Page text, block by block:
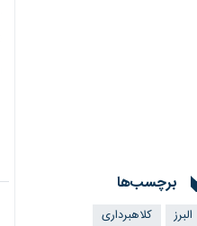
برچسب‌ها
البرز
کلاهبرداری